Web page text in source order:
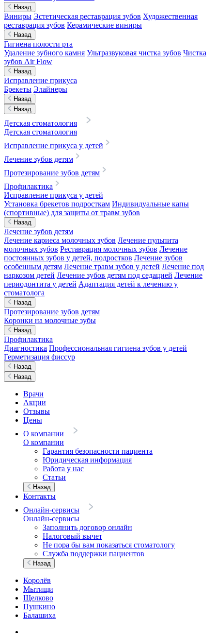
Назад
Виниры Эстетическая реставрация зубов Художественная
реставрация зубов Керамические виниры
Назад
Гигиена полости рта
Удаление зубного камня Ультразвуковая чистка зубов Чистка
зубов Air Flow
Назад
Исправление прикуса
Брекеты Элайнеры
Назад
Назад
Детская стоматология
Детская стоматология
Исправление прикуса у детей
Лечение зубов детям
Протезирование зубов детям
Профилактика
Исправление прикуса у детей
Установка брекетов подросткам Индивидуальные капы
(спортивные) для защиты от травм зубов
Назад
Лечение зубов детям
Лечение кариеса молочных зубов Лечение пульпита
молочных зубов Реставрация молочных зубов Лечение
постоянных зубов у детей, подростков Лечение зубов
особенным детям Лечение травм зубов у детей Лечение под
наркозом детей Лечение зубов детям под седацией Лечение
периодонтита у детей Адаптация детей к лечению у
стоматолога
Назад
Протезирование зубов детям
Коронки на молочные зубы
Назад
Профилактика
Диагностика Профессиональная гигиена зубов у детей
Герметизация фиссур
Назад
Назад
Врачи
Акции
Отзывы
Цены
О компании
О компании
Гарантия безопасности пациента
Юридическая информация
Работа у нас
Статьи
Назад
Контакты
Онлайн-сервисы
Онлайн-сервисы
Заполнить договор онлайн
Налоговый вычет
Не пора бы вам показаться стоматологу
Служба поддержки пациентов
Назад
Королёв
Мытищи
Щелково
Пушкино
Балашиха